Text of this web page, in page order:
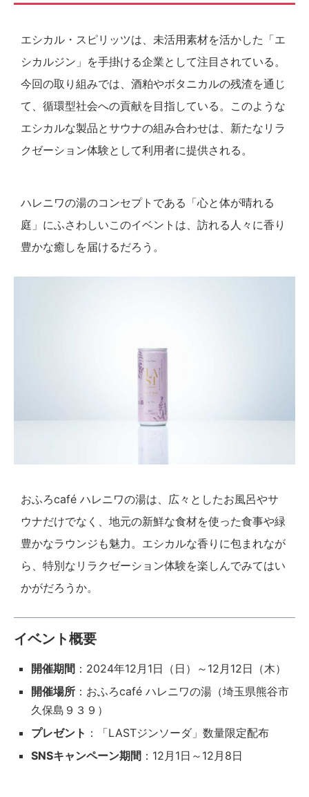
エシカル・スピリッツは、未活用素材を活かした「エ
シカルジン」を手掛ける企業として注目されている。
今回の取り組みでは、酒粕やボタニカルの残渣を通じ
て、循環型社会への貢献を目指している。このような
エシカルな製品とサウナの組み合わせは、新たなリラ
クゼーション体験として利用者に提供される。
ハレニワの湯のコンセプトである「心と体が晴れる
庭」にふさわしいこのイベントは、訪れる人々に香り
豊かな癒しを届けるだろう。
おふろcafé ハレニワの湯は、広々としたお風呂やサ
ウナだけでなく、地元の新鮮な食材を使った食事や緑
豊かなラウンジも魅力。エシカルな香りに包まれなが
ら、特別なリラクゼーション体験を楽しんでみてはい
かがだろうか。
イベント概要
開催期間 ：2024年12月1日（日）～12月12日（木）
開催場所 ：おふろcafé ハレニワの湯（埼玉県熊谷市
久保島９３９）
プレゼント ：「LASTジンソーダ」数量限定配布
SNSキャンペーン期間 ：12月1日～12月8日